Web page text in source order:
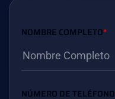
NOMBRE COMPLETO*
NÚMERO DE TELÉFONO